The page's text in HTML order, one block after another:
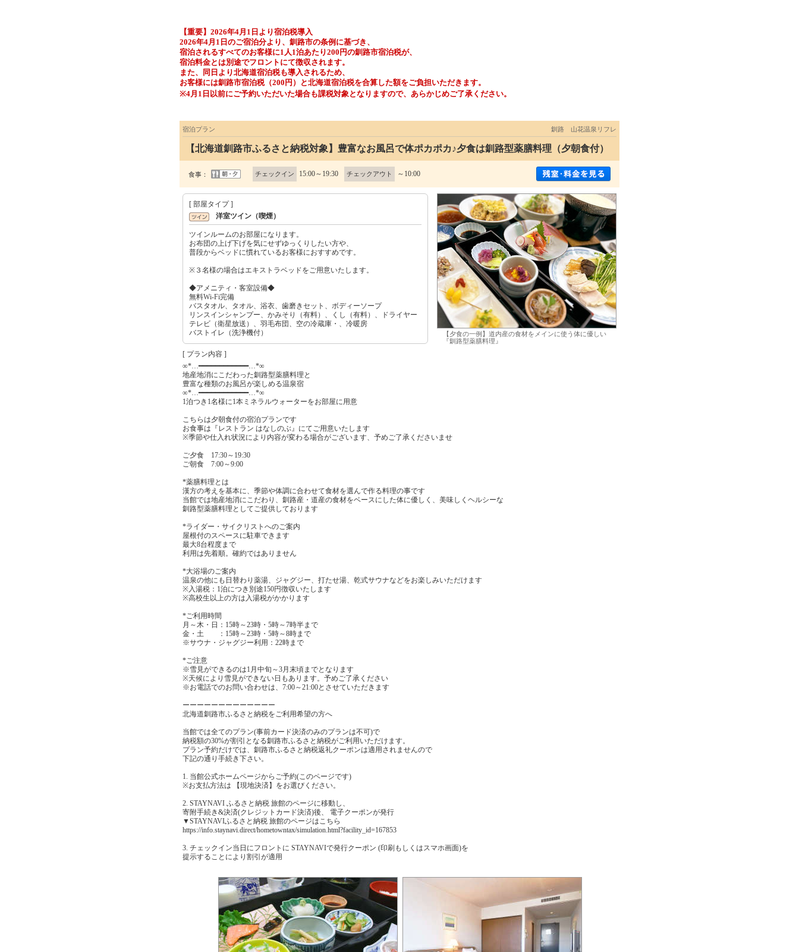
【重要】2026年4月1日より宿泊税導入
2026年4月1日のご宿泊分より、釧路市の条例に基づき、
宿泊されるすべてのお客様に1人1泊あたり200円の釧路市宿泊税が、
宿泊料金とは別途でフロントにて徴収されます。
また、同日より北海道宿泊税も導入されるため、
お客様には釧路市宿泊税（200円）と北海道宿泊税を合算した額をご負担いただきます。
※4月1日以前にご予約いただいた場合も課税対象となりますので、あらかじめご了承ください。
宿泊プラン 釧路 山花温泉リフレ
【北海道釧路市ふるさと納税対象】豊富なお風呂で体ポカポカ♪夕食は釧路型薬膳料理（夕朝食付）
食事： チェックイン 15:00～19:30 チェックアウト ～10:00
[ 部屋タイプ ]
洋室ツイン（喫煙）
ツインルームのお部屋になります。
お布団の上げ下げを気にせずゆっくりしたい方や、
普段からベッドに慣れているお客様におすすめです。
※３名様の場合はエキストラベッドをご用意いたします。
◆アメニティ・客室設備◆
無料Wi-Fi完備
バスタオル、タオル、浴衣、歯磨きセット、ボディーソープ
リンスインシャンプー、かみそり（有料）、くし（有料）、ドライヤー
テレビ（衛星放送）、羽毛布団、空の冷蔵庫・、冷暖房
バストイレ（洗浄機付）
【夕食の一例】道内産の食材をメインに使う体に優しい
『釧路型薬膳料理』
[ プラン内容 ]
∞*…━━━━━━━━━━━━…*∞
地産地消にこだわった釧路型薬膳料理と
豊富な種類のお風呂が楽しめる温泉宿
∞*…━━━━━━━━━━━━…*∞
1泊つき1名様に1本ミネラルウォーターをお部屋に用意
こちらは夕朝食付の宿泊プランです
お食事は『レストラン はなしのぶ』にてご用意いたします
※季節や仕入れ状況により内容が変わる場合がございます、予めご了承くださいませ
ご夕食 17:30～19:30
ご朝食 7:00～9:00
*薬膳料理とは
漢方の考えを基本に、季節や体調に合わせて食材を選んで作る料理の事です
当館では地産地消にこだわり、釧路産・道産の食材をベースにした体に優しく、美味しくヘルシーな
釧路型薬膳料理としてご提供しております
*ライダー・サイクリストへのご案内
屋根付のスペースに駐車できます
最大8台程度まで
利用は先着順。確約ではありません
*大浴場のご案内
温泉の他にも日替わり薬湯、ジャグジー、打たせ湯、乾式サウナなどをお楽しみいただけます
※入湯税：1泊につき別途150円徴収いたします
※高校生以上の方は入湯税がかかります
*ご利用時間
月～木・日：15時～23時・5時～7時半まで
金・土 ：15時～23時・5時～8時まで
※サウナ・ジャグジー利用：22時まで
*ご注意
※雪見ができるのは1月中旬～3月末頃までとなります
※天候により雪見ができない日もあります。予めご了承ください
※お電話でのお問い合わせは、7:00～21:00とさせていただきます
ーーーーーーーーーーーーー
北海道釧路市ふるさと納税をご利用希望の方へ
当館では全てのプラン(事前カード決済のみのプランは不可)で
納税額の30%が割引となる釧路市ふるさと納税がご利用いただけます。
プラン予約だけでは、釧路市ふるさと納税返礼クーポンは適用されませんので
下記の通り手続き下さい。
1. 当館公式ホームページからご予約(このページです)
※お支払方法は 【現地決済】をお選びください。
2. STAYNAVI ふるさと納税 旅館のページに移動し、
寄附手続き&決済(クレジットカード決済)後、 電子クーポンが発行
▼STAYNAVIふるさと納税 旅館のページはこちら
https://info.staynavi.direct/hometowntax/simulation.html?facility_id=167853
3. チェックイン当日にフロントに STAYNAVIで発行クーポン (印刷もしくはスマホ画面)を
提示することにより割引が適用